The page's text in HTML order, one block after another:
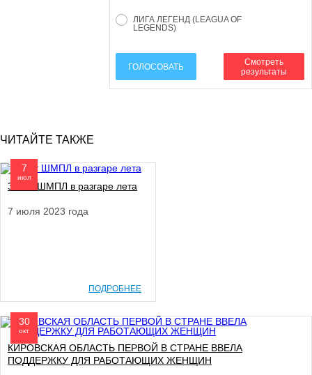
ЛИГА ЛЕГЕНД (LEAGUA OF
LEGENDS)
ГОЛОСОВАТЬ
Смотреть
результаты
ЧИТАЙТЕ ТАКЖЕ
7
июл
Зенит ШМПЛ в разгаре лета
7 июля 2023 года
ПОДРОБНЕЕ
30
окт
КИРОВСКАЯ ОБЛАСТЬ ПЕРВОЙ В СТРАНЕ ВВЕЛА
ПОДДЕРЖКУ ДЛЯ РАБОТАЮЩИХ ЖЕНЩИН